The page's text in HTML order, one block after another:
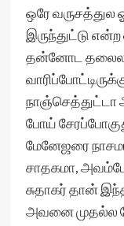
ஒரே
இருந்துட்டு
தன்னோட
போய்
மேனேஜரை
சாதகமா,
சுதாகர் தான்
அவனை முதல்ல